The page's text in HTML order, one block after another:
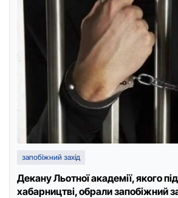
запобіжний захід
Декану Льотної академії, якого
хабарництві, обрали запобіжний